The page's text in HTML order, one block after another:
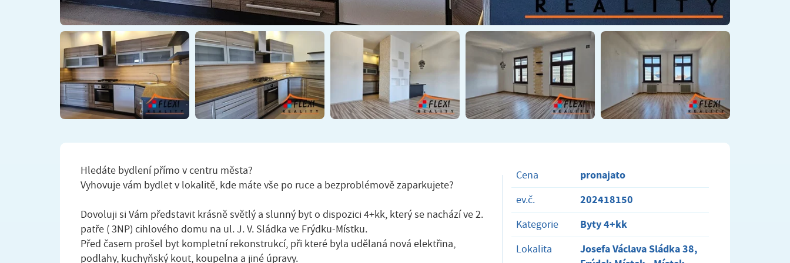
Hledáte bydlení přímo v centru města?
Vyhovuje vám bydlet v lokalitě, kde máte vše po ruce a bezproblémově zaparkujete?
Dovoluji si Vám představit krásně světlý a slunný byt o dispozici 4+kk, který se nachází ve 2.
patře ( 3NP) cihlového domu na ul. J. V. Sládka ve Frýdku-Místku.
Před časem prošel byt kompletní rekonstrukcí, při které byla udělaná nová elektřina,
podlahy, kuchyňský kout, koupelna a jiné úpravy.
Cena pronajato
ev.č. 202418150
Kategorie Byty 4+kk
Lokalita
Josefa Václava Sládka 38,